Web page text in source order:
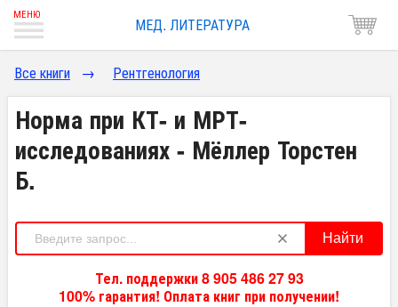
МЕД. ЛИТЕРАТУРА
Все книги → Рентгенология
Норма при КТ- и МРТ-
исследованиях - Мёллер Торстен
Б.
Найти
Тел. поддержки 8 905 486 27 93
100% гарантия! Оплата книг при получении!